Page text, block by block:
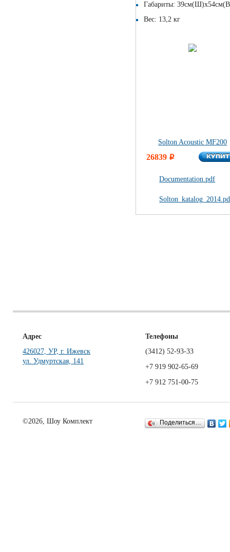
Габариты:
Вес: 13,2 кг
Solton Acoustic MF200
26839 i
Documentation.pdf
Адрес
426027, УР, г. Ижевск
ул. Удмуртская, 141
Телефоны
(3412) 52-93-33
+7 919 902-65-69
+7 912 751-00-75
©2026, Шоу Комплект Поделиться…